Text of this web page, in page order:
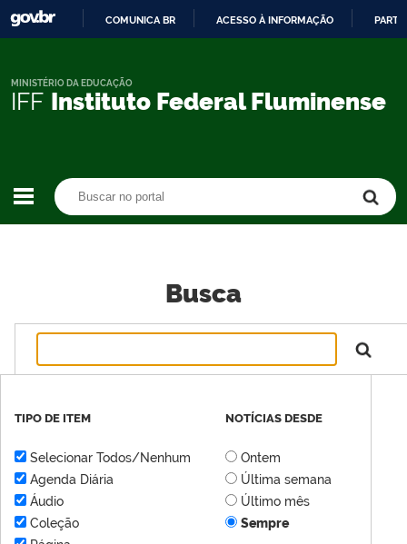
CONTEÚDO
COMUNICA BR ACESSO À INFORMAÇÃO
IFF Instituto Federal Fluminense
MINISTÉRIO DA EDUCAÇÃO
Busca
TIPO DE ITEM
Selecionar Todos/Nenhum
Agenda Diária
Áudio
Coleção
NOTÍCIAS DESDE
Ontem
Última semana
Último mês
Sempre